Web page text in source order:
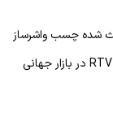
شده چسب واشرساز
ویکتور یکی از پرفروش ترین و محبوب ترین چسب های RTV در بازار جهانی